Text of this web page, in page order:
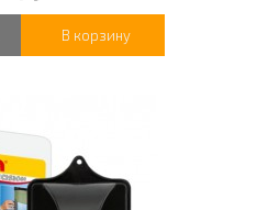
В корзину